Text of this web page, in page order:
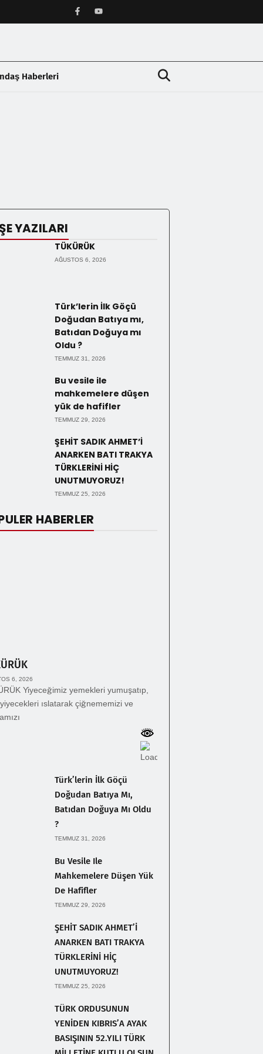
Haberleri
YAZILARI
TÜKÜRÜK
AĞUSTOS 6, 2026
Türk’lerin İlk Göçü
Doğudan Batıya mı,
Batıdan Doğuya mı
Oldu ?
TEMMUZ 31, 2026
Bu vesile ile
mahkemelere düşen
yük de hafifler
TEMMUZ 29, 2026
ŞEHİT SADIK AHMET’İ
ANARKEN BATI TRAKYA
TÜRKLERİNİ HİÇ
UNUTMUYORUZ!
TEMMUZ 25, 2026
HABERLER
6, 2026
Yiyeceğimiz yemekleri yumuşatıp,
ıslatarak çiğnememizi ve
Türk’lerin İlk Göçü
Doğudan Batıya Mı,
Batıdan Doğuya Mı Oldu
?
TEMMUZ 31, 2026
Bu Vesile Ile
Mahkemelere Düşen Yük
De Hafifler
TEMMUZ 29, 2026
ŞEHİT SADIK AHMET’İ
ANARKEN BATI TRAKYA
TÜRKLERİNİ HİÇ
UNUTMUYORUZ!
TEMMUZ 25, 2026
TÜRK ORDUSUNUN
YENİDEN KIBRIS’A AYAK
BASIŞININ 52.YILI TÜRK